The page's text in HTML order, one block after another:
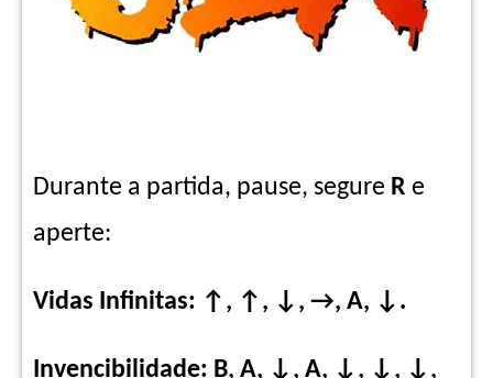
Durante a partida, pause, segure R e
aperte:
Vidas Infinitas: ↑, ↑, ↓, →, A, ↓.
Invencibilidade: B, A, ↓, A, ↓, ↓, ↓,